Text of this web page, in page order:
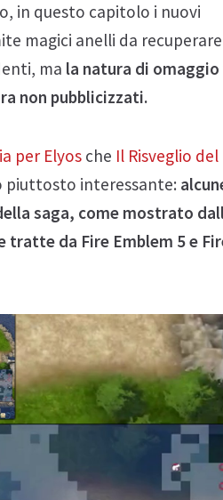
in questo capitolo i nuovi
magici anelli da recuperare
ma la natura di omaggio
non pubblicizzati.
per Elyos che Il Risveglio
piuttosto interessante:
saga, come mostrato
da Fire Emblem 5 e